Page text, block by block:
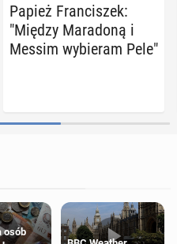
Papież Fran­ci­szek:
"Między Ma­ra­do­ną i
Messim wy­bie­ram Pele"
osób